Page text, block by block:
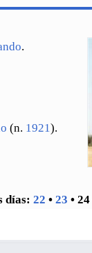
.
(n. 1921).
días:22 •23 •24